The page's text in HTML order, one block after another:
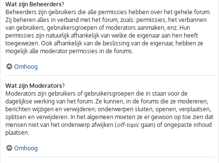
Wat zijn Beheerders?
Beheerders zijn gebruikers die alle permissies hebben over het gehele forum.
Zij beheren alles in verband met het forum, zoals: permissies, het verbannen
van gebruikers, gebruikersgroepen of moderators aanmaken, enz. Hun
permissies zijn natuurlijk afhankelijk van welke de eigenaar aan hen heeft
toegewezen. Ook afhankelijk van de beslissing van de eigenaar, hebben ze
mogelijk alle moderator permissies in de forums.
Omhoog
Wat zijn Moderators?
Moderators zijn gebruikers of gebruikersgroepen die in staan voor de
dagelijkse werking van het forum. Ze kunnen, in de forums die ze modereren,
berichten wijzigen en verwijderen; onderwerpen sluiten, openen, verplaatsen,
splitsen en verwijderen. In het algemeen moeten ze er gewoon op toe zien dat
mensen niet van het onderwerp afwijken (off-topicgaan) of ongepaste inhoud
plaatsen.
Omhoog